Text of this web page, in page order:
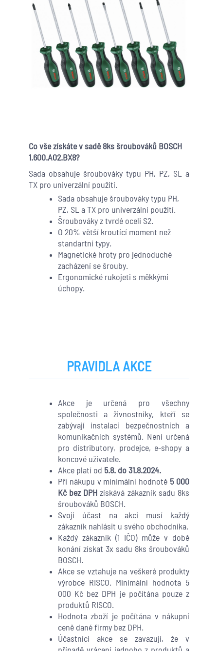
Co vše získáte v sadě 8ks šroubováků BOSCH
1.600.A02.BX8?
Sada obsahuje šroubováky typu PH, PZ, SL a
TX pro univerzální použití.
Sada obsahuje šroubováky typu PH,
PZ, SL a TX pro univerzální použití.
Šroubováky z tvrdé oceli S2.
O 20% větší kroutící moment než
standartní typy.
Magnetické hroty pro jednoduché
zacházení se šrouby.
Ergonomické rukojeti s měkkými
úchopy.
PRAVIDLA AKCE
Akce je určená pro všechny
společnosti a živnostníky, kteří se
zabývají instalací bezpečnostních a
komunikačních systémů. Není určená
pro distributory, prodejce, e-shopy a
koncové uživatele.
Akce platí od 5.8. do 31.8.2024.
Při nákupu v minimální hodnotě 5 000
Kč bez DPH získává zákazník sadu 8ks
šroubováků BOSCH.
Svoji účast na akci musí každý
zákazník nahlásit u svého obchodníka.
Každý zákazník (1 IČO) může v době
konání získat 3x sadu 8ks šroubováků
BOSCH.
Akce se vztahuje na veškeré produkty
výrobce RISCO. Minimální hodnota 5
000 Kč bez DPH je počítána pouze z
produktů RISCO.
Hodnota zboží je počítána v nákupní
ceně dané firmy bez DPH.
Účastníci akce se zavazují, že v